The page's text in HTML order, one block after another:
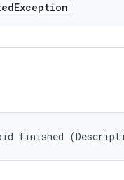
Exception
finished